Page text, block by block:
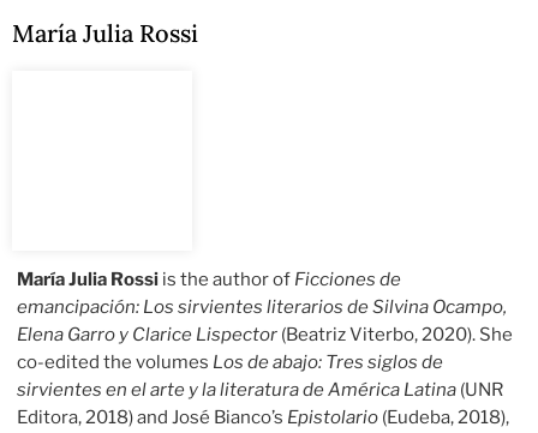
María Julia Rossi
María Julia Rossi is the author of Ficciones de
emancipación: Los sirvientes literarios de Silvina Ocampo,
Elena Garro y Clarice Lispector (Beatriz Viterbo, 2020). She
co-edited the volumes Los de abajo: Tres siglos de
sirvientes en el arte y la literatura de América Latina (UNR
Editora, 2018) and José Bianco’s Epistolario (Eudeba, 2018),